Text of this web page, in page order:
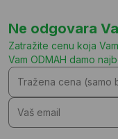
Ne odgovara
Zatražite cenu koja
Vam ODMAH damo